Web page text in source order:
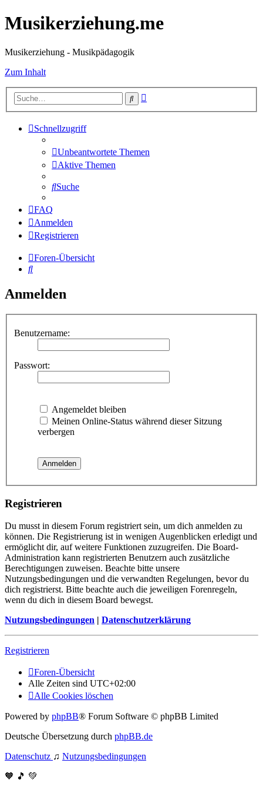
Musikerziehung.me
Musikerziehung - Musikpädagogik
Zum Inhalt
Suche
Schnellzugriff
Unbeantwortete Themen
Aktive Themen
Suche
FAQ
Anmelden
Registrieren
Foren-Übersicht
Suche
Anmelden
Benutzername:
Passwort:
Angemeldet bleiben
Meinen Online-Status während dieser Sitzung
verbergen
Registrieren
Du musst in diesem Forum registriert sein, um dich anmelden zu
können. Die Registrierung ist in wenigen Augenblicken erledigt und
ermöglicht dir, auf weitere Funktionen zuzugreifen. Die Board-
Administration kann registrierten Benutzern auch zusätzliche
Berechtigungen zuweisen. Beachte bitte unsere
Nutzungsbedingungen und die verwandten Regelungen, bevor du
dich registrierst. Bitte beachte auch die jeweiligen Forenregeln,
wenn du dich in diesem Board bewegst.
Nutzungsbedingungen | Datenschutzerklärung
Registrieren
Foren-Übersicht
Alle Zeiten sind UTC+02:00
Alle Cookies löschen
Powered by phpBB® Forum Software © phpBB Limited
Deutsche Übersetzung durch phpBB.de
Datenschutz ♫ Nutzungsbedingungen
🧡 🎵 💚